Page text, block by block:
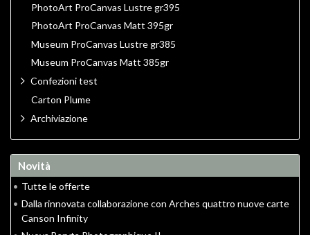
PhotoArt ProCanvas Lustre gr395
PhotoArt ProCanvas Matt 395gr
Museum ProCanvas Lustre gr385
Museum ProCanvas Matt 385gr
Confezioni test
Carton Plume
Archiviazione
Novità
• Tutte le offerte
• Dalla rinnovata collaborazione con Arches quattro nuove carte
Canson Infinity